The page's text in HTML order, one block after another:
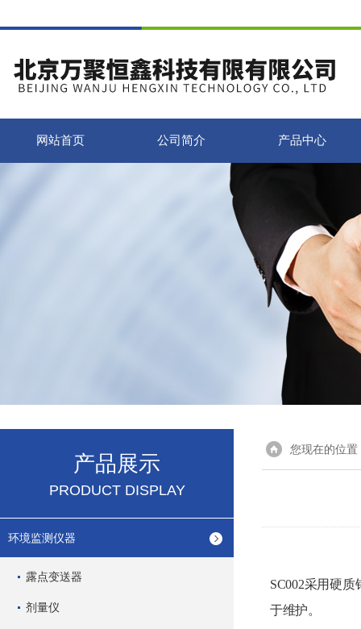
网站首页 公司简介 产品中心
产品展示
PRODUCT DISPLAY
环境监测仪器
露点变送器
剂量仪
您现在的位置
SC002采用硬质
于维护。